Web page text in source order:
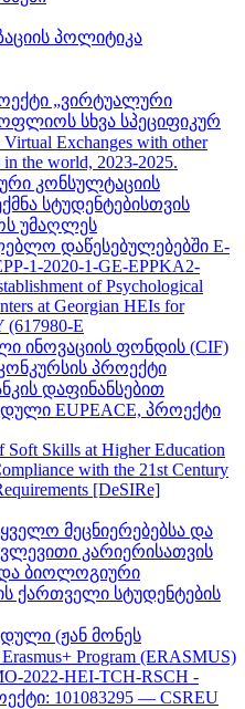
პოლიტიკა
„ვირტუალური
სხვა სპეციფიკურ
Exchanges with other
in the world, 2023-2025.
კონსულტაციის
სტუდენტებისთვის
უმაღლეს
დაწესებულებებში E-
1-2020-1-GE-EPPKA2-
of Psychological
at Georgian HEIs for
(617980-E
ინოვაციის ფონდის (CIF)
პროექტი
დაფინანსებით
EUPEACE, პროექტი
Soft Skills at Higher Education
with the 21st Century
[DeSIRe]
მეცნიერებებსა და
კარიერისათვის
და ბიოლოგიური
ქართველი სტუდენტების
(ჟან მონეს
Program (ERASMUS)
2022-HEI-TCH-RSCH -
101083295 — CSREU